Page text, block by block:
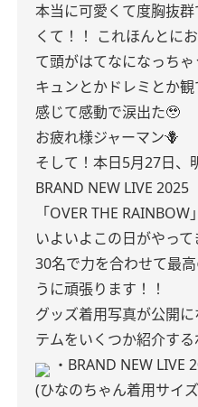
本当に可愛くて度胸抜
くて！！ これほんとに
て頭がはてなになっち
キュンとかドレミとか
感じて感動で涙出た🥹
お疲れ様ジャーマン🪻
そして！本日5月27日、
BRAND NEW LIVE 2025
「OVER THE
いよいよこの日がやって
30名で力を合わせて最
うに頑張ります！！
グッズ着用写真が公開
テムをいくつか紹介す
・BRAND NEW LIVE
(ひなのちゃん着用サイ